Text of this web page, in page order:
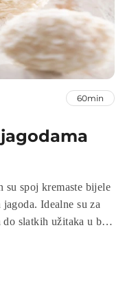
60min
su spoj kremaste bijele
su za
slatkih užitaka u bilo